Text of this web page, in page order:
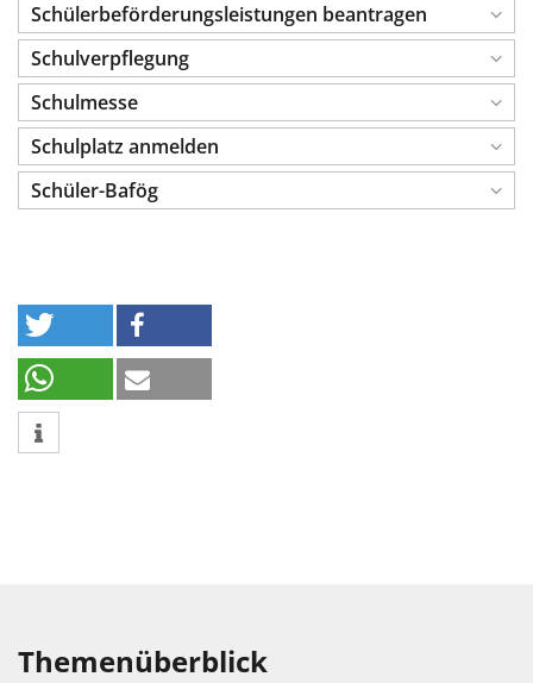
Schülerbeförderungsleistungen beantragen
Schulverpflegung
Schulmesse
Schulplatz anmelden
Schüler-Bafög
Themenüberblick